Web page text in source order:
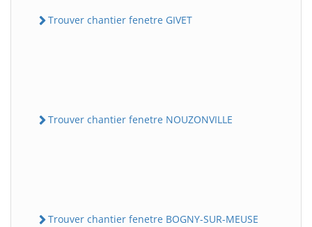
Trouver chantier fenetre GIVET
Trouver chantier fenetre NOUZONVILLE
Trouver chantier fenetre BOGNY-SUR-MEUSE